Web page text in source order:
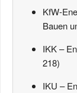
KfW-
Bauen
IKK –
218)
IKU –